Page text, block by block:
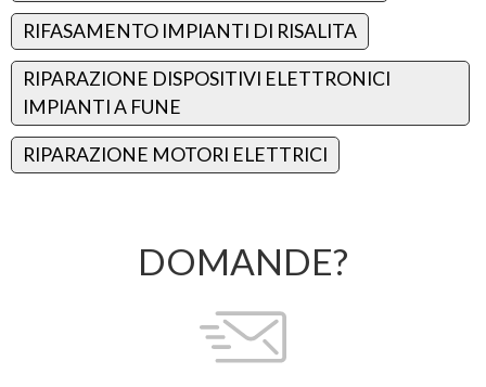
RIFASAMENTO IMPIANTI DI RISALITA
RIPARAZIONE DISPOSITIVI ELETTRONICI
IMPIANTI A FUNE
RIPARAZIONE MOTORI ELETTRICI
DOMANDE?